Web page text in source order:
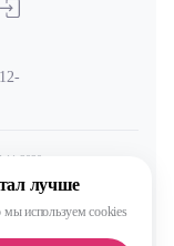
области
лучше
мы используем cookies